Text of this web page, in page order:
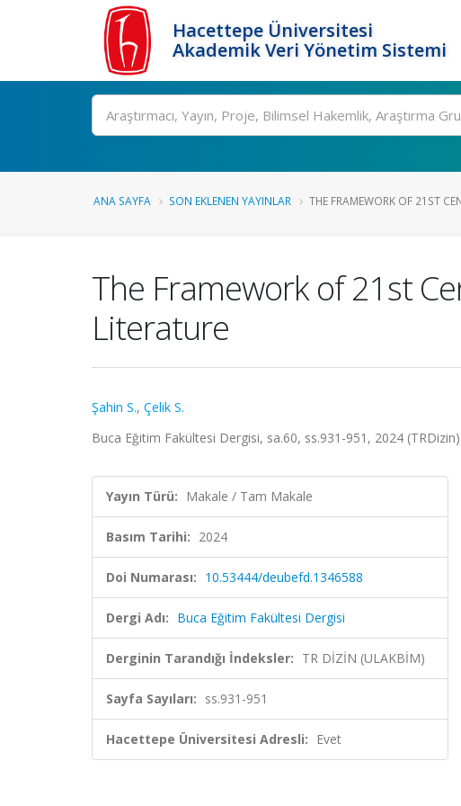
Hacettepe Üniversitesi
Akademik Veri Yönetim Sistemi
Ara
ANA SAYFA SON EKLENEN YAYINLAR THE FRAMEWORK OF 21ST
The Framework of 21st
Literature
Şahin S., Çelik S.
Buca Eğitim Fakültesi Dergisi, sa.60, ss.931-951, 2024 (TRDizin)
Yayın Türü: Makale / Tam Makale
Basım Tarihi: 2024
Doi Numarası: 10.53444/deubefd.1346588
Dergi Adı: Buca Eğitim Fakültesi Dergisi
Derginin Tarandığı İndeksler: TR DİZİN (ULAKBİM)
Sayfa Sayıları: ss.931-951
Hacettepe Üniversitesi Adresli: Evet